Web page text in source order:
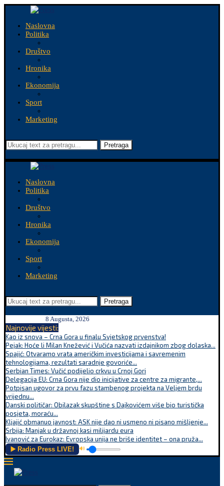
Naslovna
Politika
Društvo
Hronika
Ekonomija
Sport
Marketing
Pretraga
Naslovna
Politika
Društvo
Hronika
Ekonomija
Sport
Marketing
Pretraga
8 Augusta, 2026
Najnovije vijesti:
Kao iz snova – Crna Gora u finalu Svjetskog prvenstva!
Pejak: Hoće li Milan Knežević i Vučića nazvati izdajnikom zbog dolaska...
Spajić: Otvaramo vrata američkim investicijama i savremenim
tehnologijama, rezultati saradnje govoriće...
Serbian Times: Vučić podijelio crkvu u Crnoj Gori
Delegacija EU: Crna Gora nije dio inicijative za centre za migrante,...
Potpisan ugovor za prvu fazu stambenog projekta na Veljem brdu
vrijednu...
Danski političar: Obilazak skupštine s Dajkovićem više bio turistička
posjeta, moraću...
Kljajić obmanuo javnost: ASK nije dao ni usmeno ni pisano mišljenje...
Srbija: Manjak u državnoj kasi milijardu eura
Ivanović za Eurokaz: Evropska unija ne briše identitet – ona pruža...
▶️ Radio Press LIVE! 🔊